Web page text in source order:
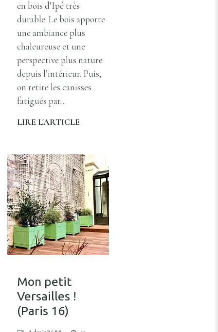
en bois d’Ipé très
durable. Le bois apporte
une ambiance plus
chaleureuse et une
perspective plus nature
depuis l’intérieur. Puis,
on retire les canisses
fatigués par…
LIRE L'ARTICLE
Mon petit
Versailles !
(Paris 16)